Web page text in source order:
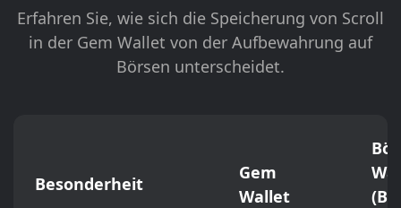
Erfahren Sie, wie sich die Speicherung von Scroll
in der Gem Wallet von der Aufbewahrung auf
Börsen unterscheidet.
Besonderheit
Gem
Wallet